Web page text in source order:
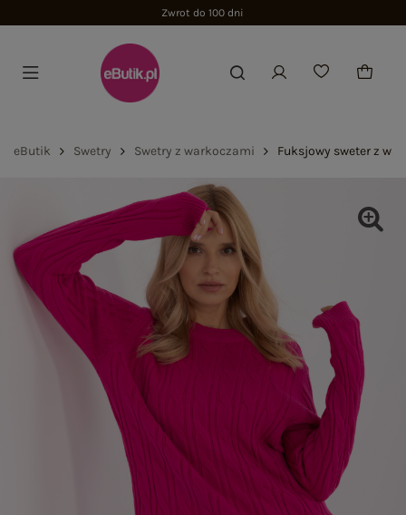
Zwrot do 100 dni
eButik Swetry Swetry z warkoczami Fuksjowy sweter z